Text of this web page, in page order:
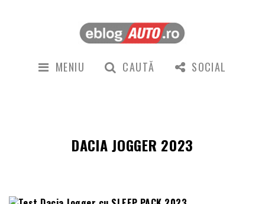
MENIU CAUTĂ SOCIAL
DACIA JOGGER 2023